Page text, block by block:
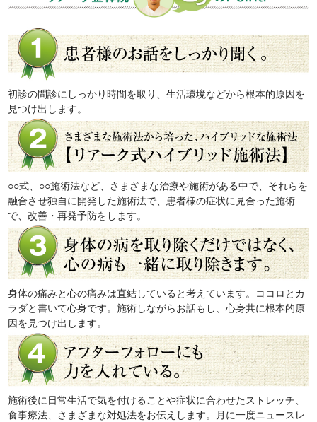
初診の問診にしっかり時間を取り、生活環境などから根本的原因を
見つけ出します。
○○式、○○施術法など、さまざまな治療や施術がある中で、それらを
融合させ独自に開発した施術法で、患者様の症状に見合った施術
で、改善・再発予防をします。
身体の痛みと心の痛みは直結していると考えています。ココロとカ
ラダと書いて心身です。施術しながらお話もし、心身共に根本的原
因を見つけ出します。
施術後に日常生活で気を付けることや症状に合わせたストレッチ、
食事療法、さまざまな対処法をお伝えします。月に一度ニュースレ